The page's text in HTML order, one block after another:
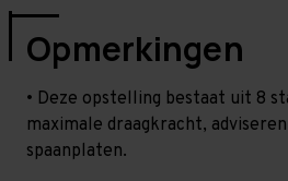
Opmerkingen
• Deze opstelling bestaat uit 8
maximale draagkracht,
spaanplaten.